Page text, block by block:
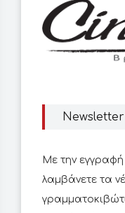
Newsletter
Με την
λαμβάνετε τα